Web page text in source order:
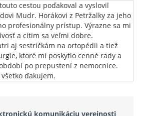
cestou poďakoval a vyslovil
Mudr. Horákovi z Petržalky za jeho
profesionálny prístup. Výrazne sa mi
a cítim sa veľmi dobre.
aj sestričkám na ortopédii a tiež
ktoré mi poskytlo cenné rady a
po prepustení z nemocnice.
ďakujem.
komunikáciu verejnosti